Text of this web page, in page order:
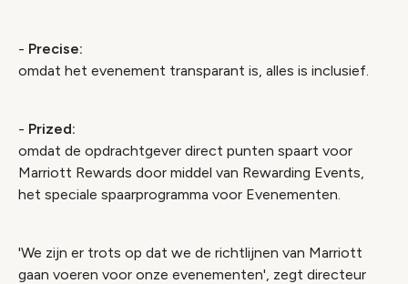
- Precise:
omdat het evenement transparant is, alles is inclusief.
- Prized:
omdat de opdrachtgever direct punten spaart voor
Marriott Rewards door middel van Rewarding Events,
het speciale spaarprogramma voor Evenementen.
'We zijn er trots op dat we de richtlijnen van Marriott
gaan voeren voor onze evenementen', zegt directeur